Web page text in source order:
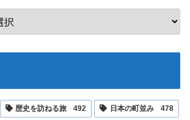
歴史を訪ねる旅 492 日本の町並み 478